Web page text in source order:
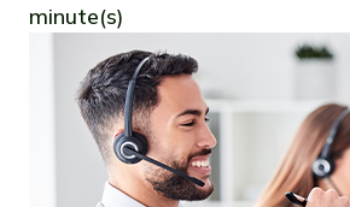
minute(s)